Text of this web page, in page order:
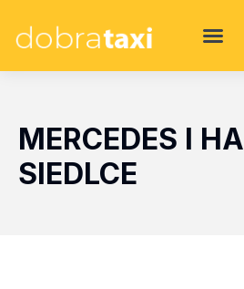
MERCEDES I
SIEDLCE